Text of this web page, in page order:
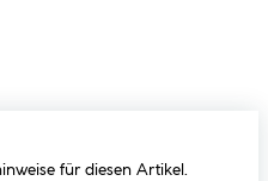
für diesen Artikel.